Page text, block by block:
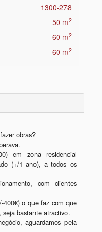
1300-278
50 m2
60 m2
60 m2
obras?
em zona residencial
(+/1 ano), a todos os
com clientes
400€) o que faz com que
bastante atractivo.
aguardamos pela